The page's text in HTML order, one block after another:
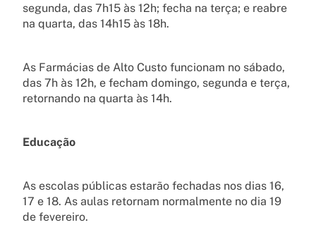
segunda, das 7h15 às 12h; fecha na terça; e reabre
na quarta, das 14h15 às 18h.
As Farmácias de Alto Custo funcionam no sábado,
das 7h às 12h, e fecham domingo, segunda e terça,
retornando na quarta às 14h.
Educação
As escolas públicas estarão fechadas nos dias 16,
17 e 18. As aulas retornam normalmente no dia 19
de fevereiro.